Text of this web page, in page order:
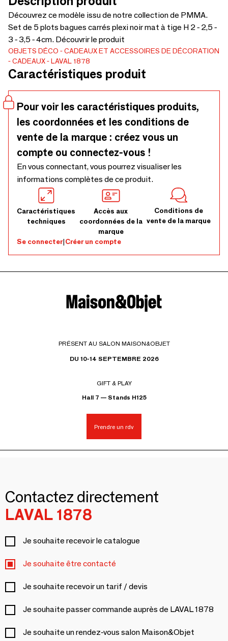
Découvrez ce modèle issu de notre collection de PMMA.
Set de 5 plots bagues carrés plexi noir mat à tige H 2 - 2,5 -
3 - 3,5 - 4cm. Découvrir le produit
OBJETS DÉCO
CADEAUX ET ACCESSOIRES DE DÉCORATION
CADEAUX
LAVAL 1878
Caractéristiques produit
Pour voir les caractéristiques produits,
les coordonnées et les conditions de
vente de la marque : créez vous un
compte ou connectez-vous !
En vous connectant, vous pourrez visualiser les
informations complètes de ce produit.
Caractéristiques
techniques
Accès aux
coordonnées de la
marque
Conditions de
vente de la marque
Se connecter|Créer un compte
PRÉSENT AU SALON MAISON&OBJET
DU 10-14 SEPTEMBRE 2026
GIFT & PLAY
Hall 7 — Stands H125
Prendre un rdv
Contactez directement
LAVAL 1878
Je souhaite recevoir le catalogue
Je souhaite être contacté
Je souhaite recevoir un tarif / devis
Je souhaite passer commande auprès de LAVAL 1878
Je souhaite un rendez-vous salon Maison&Objet